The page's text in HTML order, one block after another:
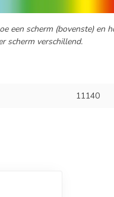
een scherm (bovenste)
scherm verschillend.
11140